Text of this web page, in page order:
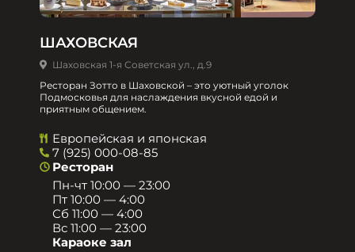
ШАХОВСКАЯ
Шаховская 1-я Советская ул., д.9
Ресторан Зотто в Шаховской – это уютный уголок
Подмосковья для наслаждения вкусной едой и
приятным общением.​
Европейская и японская
7 (925) 000-08-85
Ресторан
Пн-чт 10:00 — 23:00
Пт 10:00 — 4:00
Сб 11:00 — 4:00
Вс 11:00 — 23:00
Караоке зал